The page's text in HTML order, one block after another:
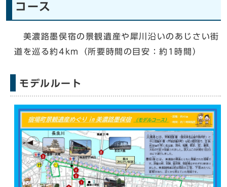
コース
美濃路墨俣宿の景観遺産や犀川沿いのあじさい街
道を巡る約4km（所要時間の目安：約1時間）
モデルルート